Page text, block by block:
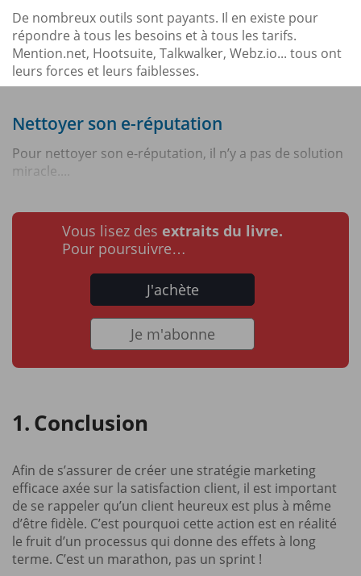
De nombreux outils sont payants. Il en existe pour
répondre à tous les besoins et à tous les tarifs.
Mention.net, Hootsuite, Talkwalker, Webz.io... tous ont
leurs forces et leurs faiblesses.
Nettoyer son e-réputation
Pour nettoyer son e-réputation, il n’y a pas de solution
miracle....
Vous lisez des extraits du livre.
Pour poursuivre…
J'achète
Je m'abonne
Conclusion
Afin de s’assurer de créer une stratégie marketing
efficace axée sur la satisfaction client, il est important
de se rappeler qu’un client heureux est plus à même
d’être fidèle. C’est pourquoi cette action est en réalité
le fruit d’un processus qui donne des effets à long
terme. C’est un marathon, pas un sprint !